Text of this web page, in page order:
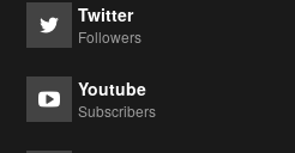
Twitter
Followers
Youtube
Subscribers